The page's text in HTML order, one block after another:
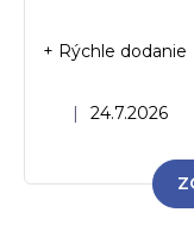
Hodnotenie
| 24.7.2026
+ Rýchle dodanie